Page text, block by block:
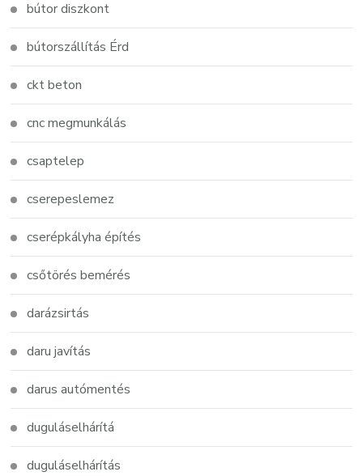
bútor diszkont
bútorszállítás Érd
ckt beton
cnc megmunkálás
csaptelep
cserepeslemez
cserépkályha építés
csőtörés bemérés
darázsirtás
daru javítás
darus autómentés
duguláselhárítá
duguláselhárítás